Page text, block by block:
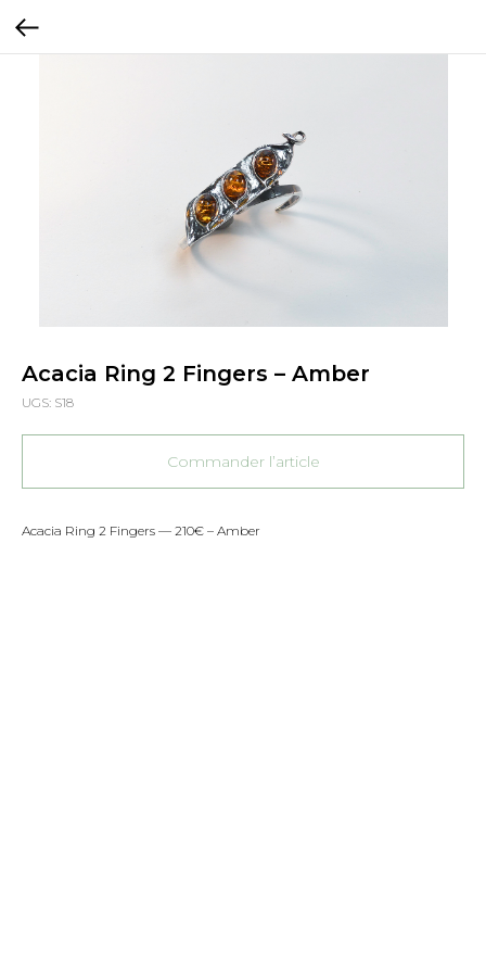
Acacia Ring 2 Fingers – Amber
UGS: S18
Commander l’article
Acacia Ring 2 Fingers — 210€ – Amber